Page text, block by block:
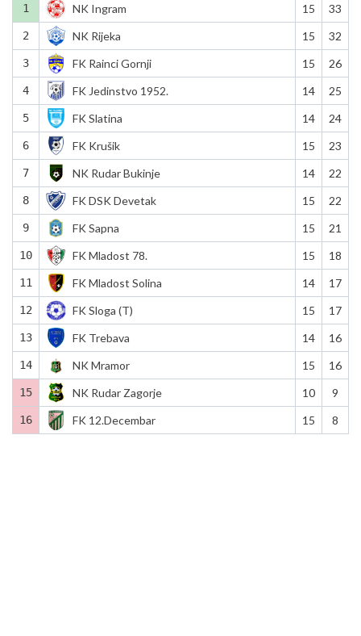
1 NK Ingram 15 33
2 NK Rijeka 15 32
3 FK Rainci Gornji 15 26
4 FK Jedinstvo 1952. 14 25
5 FK Slatina 14 24
6 FK Krušik 15 23
7 NK Rudar Bukinje 14 22
8 FK DSK Devetak 15 22
9 FK Sapna 15 21
10 FK Mladost 78. 15 18
11 FK Mladost Solina 14 17
12 FK Sloga (T) 15 17
13 FK Trebava 14 16
14 NK Mramor 15 16
15 NK Rudar Zagorje 10 9
16 FK 12.Decembar 15 8